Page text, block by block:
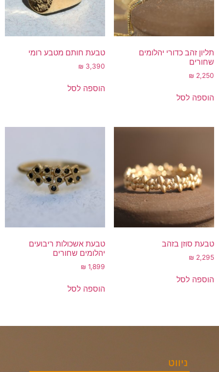
תליון זהב כדורי יהלומים
שחורים
₪ 2,250
הוספה לסל
טבעת חותם מטבע רומי
₪ 3,390
הוספה לסל
טבעת סוזן בזהב
₪ 2,295
הוספה לסל
טבעת אשכולות ריבועים
יהלומים שחורים
₪ 1,899
הוספה לסל
ניווט